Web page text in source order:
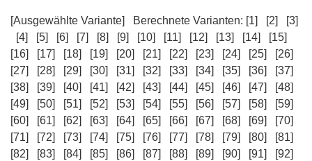
[Ausgewählte Variante] Berechnete Varianten: [1] [2]
[3]
[4]
[5] [6] [7] [8] [9] [10] [11] [12] [13] [14]
[15]
[16]
[17] [18] [19] [20] [21] [22] [23] [24] [25]
[26]
[27]
[28] [29] [30] [31] [32] [33] [34] [35] [36]
[37]
[38]
[39] [40] [41] [42] [43] [44] [45] [46] [47]
[48]
[49]
[50] [51] [52] [53] [54] [55] [56] [57] [58]
[59]
[60]
[61] [62] [63] [64] [65] [66] [67] [68] [69]
[70]
[71]
[72] [73] [74] [75] [76] [77] [78] [79] [80]
[81]
[82]
[83] [84] [85] [86] [87] [88] [89] [90] [91]
[92]